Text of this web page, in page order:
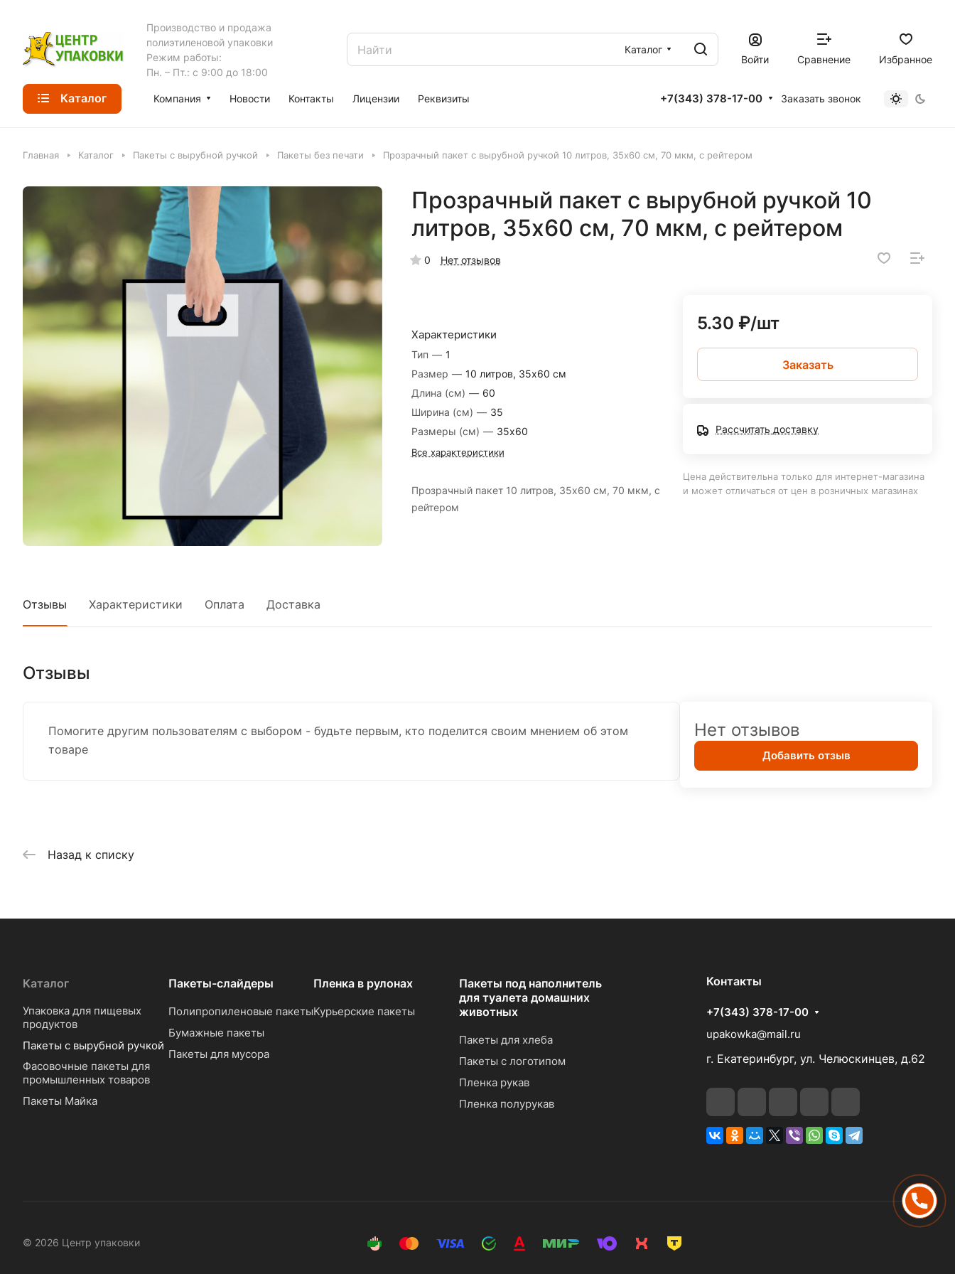
Производство и продажа
полиэтиленовой упаковки
Режим работы:
Пн. – Пт.: с 9:00 до 18:00
Каталог
Войти
Сравнение Избранное
Каталог Компания Новости Контакты Лицензии Реквизиты +7(343) 378-17-00 Заказать звонок
Главная Каталог Пакеты с вырубной ручкой Пакеты без печати Прозрачный пакет с вырубной ручкой 10 литров, 35х60 см, 70 мкм, с рейтером
Прозрачный пакет с вырубной ручкой 10
литров, 35х60 см, 70 мкм, с рейтером
0 Нет отзывов
Характеристики
Тип — 1
Размер — 10 литров, 35х60 см
Длина (см) — 60
Ширина (см) — 35
Размеры (см) — 35x60
Все характеристики
Прозрачный пакет 10 литров, 35х60 см, 70 мкм, с
рейтером
5.30 ₽/шт
Заказать
Рассчитать доставку
Цена действительна только для интернет-магазина
и может отличаться от цен в розничных магазинах
Отзывы Характеристики Оплата Доставка
Отзывы
Помогите другим пользователям с выбором - будьте первым, кто поделится своим мнением об этом
товаре
Нет отзывов
Добавить отзыв
Назад к списку
Каталог
Упаковка для пищевых
продуктов
Пакеты с вырубной ручкой
Фасовочные пакеты для
промышленных товаров
Пакеты Майка
Пакеты-слайдеры
Полипропиленовые пакеты
Бумажные пакеты
Пакеты для мусора
Пленка в рулонах
Курьерские пакеты
Пакеты под наполнитель
для туалета домашних
животных
Пакеты для хлеба
Пакеты с логотипом
Пленка рукав
Пленка полурукав
Контакты
+7(343) 378-17-00
upakowka@mail.ru
г. Екатеринбург, ул. Челюскинцев, д.62
© 2026 Центр упаковки
НАПИСАТЬ